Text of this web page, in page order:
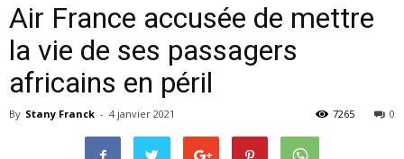
Air France accusée de mettre
la vie de ses passagers
africains en péril
By Stany Franck - 4 janvier 2021 0
7265